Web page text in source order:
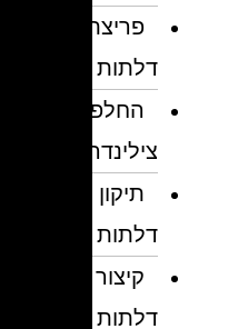
פריצת
דלתות
החלפת
צילינדרים
תיקון
דלתות
קיצור
דלתות